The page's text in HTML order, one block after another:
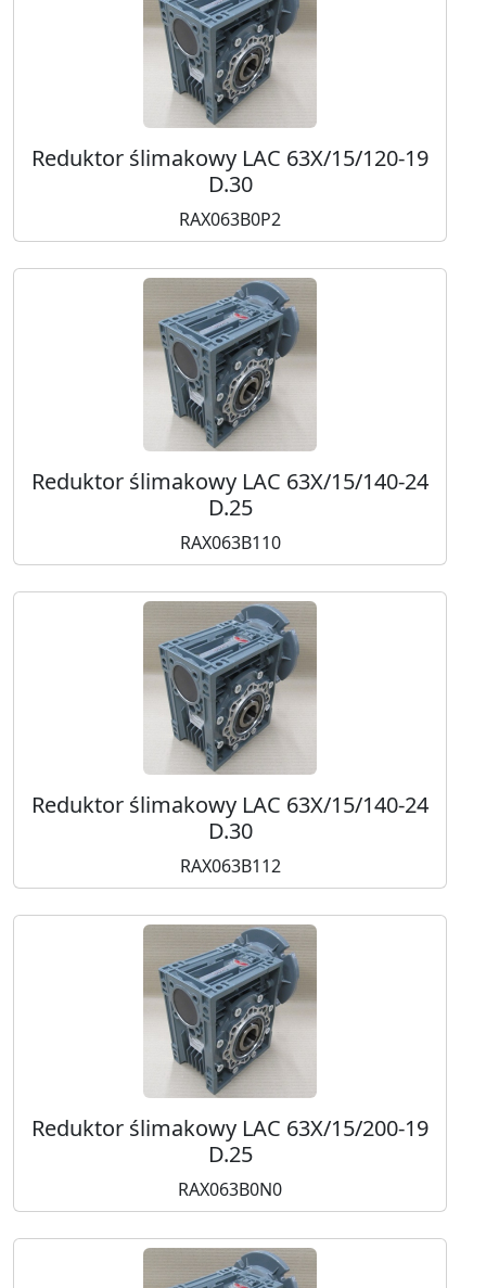
Reduktor ślimakowy LAC 63X/15/120-19
D.30
RAX063B0P2
Reduktor ślimakowy LAC 63X/15/140-24
D.25
RAX063B110
Reduktor ślimakowy LAC 63X/15/140-24
D.30
RAX063B112
Reduktor ślimakowy LAC 63X/15/200-19
D.25
RAX063B0N0